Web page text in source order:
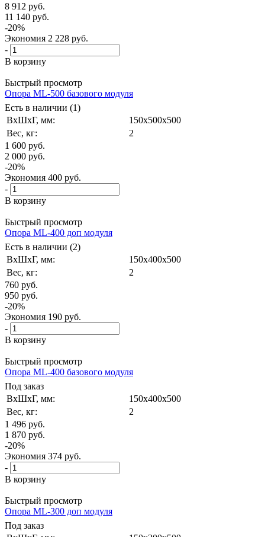
8 912 руб.
11 140 руб.
-20%
Экономия 2 228 руб.
-
В корзину
Быстрый просмотр
Опора ML-500 базового модуля
Есть в наличии (1)
ВxШxГ, мм:
150x500x500
Вес, кг:
2
1 600 руб.
2 000 руб.
-20%
Экономия 400 руб.
-
В корзину
Быстрый просмотр
Опора ML-400 доп модуля
Есть в наличии (2)
ВxШxГ, мм:
150x400x500
Вес, кг:
2
760 руб.
950 руб.
-20%
Экономия 190 руб.
-
В корзину
Быстрый просмотр
Опора ML-400 базового модуля
Под заказ
ВxШxГ, мм:
150x400x500
Вес, кг:
2
1 496 руб.
1 870 руб.
-20%
Экономия 374 руб.
-
В корзину
Быстрый просмотр
Опора ML-300 доп модуля
Под заказ